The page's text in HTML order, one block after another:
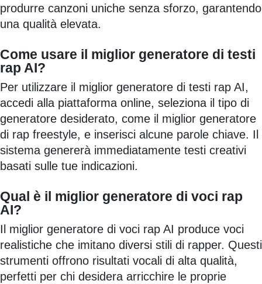
produrre canzoni uniche senza sforzo, garantendo
una qualità elevata.
Come usare il miglior generatore di testi
rap AI?
Per utilizzare il miglior generatore di testi rap AI,
accedi alla piattaforma online, seleziona il tipo di
generatore desiderato, come il miglior generatore
di rap freestyle, e inserisci alcune parole chiave. Il
sistema genererà immediatamente testi creativi
basati sulle tue indicazioni.
Qual è il miglior generatore di voci rap
AI?
Il miglior generatore di voci rap AI produce voci
realistiche che imitano diversi stili di rapper. Questi
strumenti offrono risultati vocali di alta qualità,
perfetti per chi desidera arricchire le proprie